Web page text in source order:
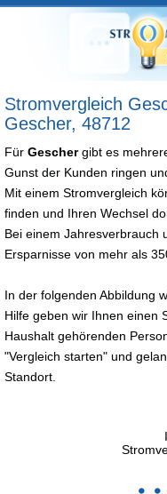
Stromvergleich
Gescher, 48712
Für Geschergibt es
Gunst der Kunden ringen
Mit einem Stromvergleich
finden und Ihren Wechsel
Bei einem Jahresverbrauch
Ersparnisse von mehr als
In der folgenden Abbildung
Hilfe geben wir Ihnen einen
Haushalt gehörenden
"Vergleich starten" und
Standort.